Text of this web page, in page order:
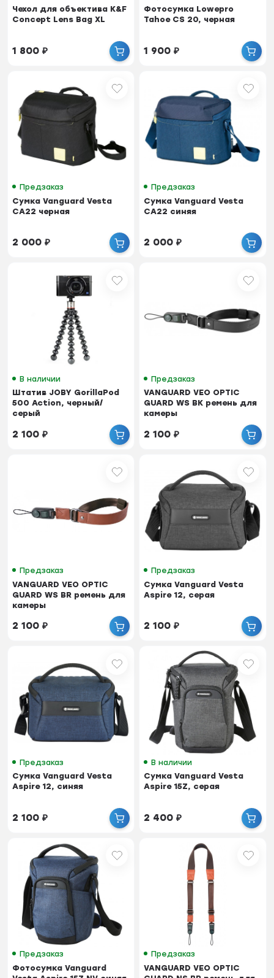
Чехол для объектива K&F
Concept Lens Bag XL
1 800₽
Фотосумка Lowepro
Tahoe CS 20, черная
1 900₽
Предзаказ
Сумка Vanguard Vesta
CA22 черная
2 000₽
Предзаказ
Сумка Vanguard Vesta
CA22 синяя
2 000₽
В наличии
Штатив JOBY GorillaPod
500 Action, черный/
серый
2 100₽
Предзаказ
VANGUARD VEO OPTIC
GUARD WS BK ремень для
камеры
2 100₽
Предзаказ
VANGUARD VEO OPTIC
GUARD WS BR ремень для
камеры
2 100₽
Предзаказ
Сумка Vanguard Vesta
Aspire 12, серая
2 100₽
Предзаказ
Сумка Vanguard Vesta
Aspire 12, синяя
2 100₽
В наличии
Сумка Vanguard Vesta
Aspire 15Z, серая
2 400₽
Предзаказ
Фотосумка Vanguard
Предзаказ
VANGUARD VEO OPTIC